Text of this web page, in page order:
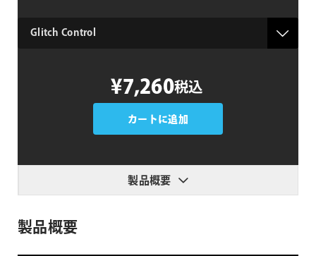
type
¥7,260税込
カートに追加
製品概要
製品概要